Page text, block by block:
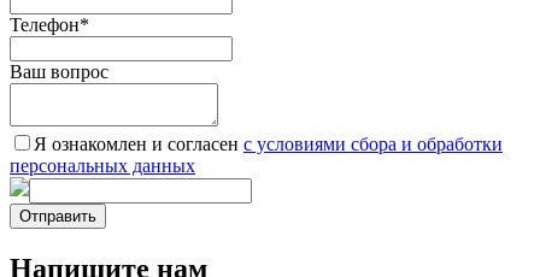
Телефон*
Ваш вопрос
Я ознакомлен и согласен c условиями сбора и обработки
персональных данных
Отправить
Напишите нам